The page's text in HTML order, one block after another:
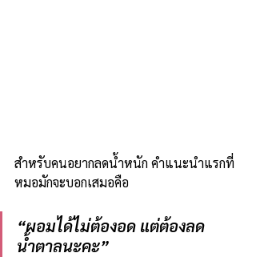
สำหรับคนอยากลดน้ำหนัก คำแนะนำแรกที่
หมอมักจะบอกเสมอคือ
“ผอมได้ไม่ต้องอด แต่ต้องลด
น้ำตาลนะคะ”